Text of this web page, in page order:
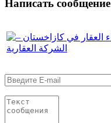
Написать сообщение